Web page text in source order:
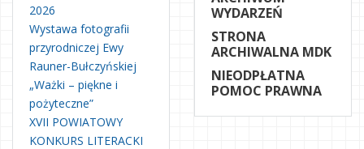
2026
Wystawa fotografii
przyrodniczej Ewy
Rauner-Bułczyńskiej
„Ważki – piękne i
pożyteczne”
XVII POWIATOWY
KONKURS LITERACKI
WYDARZEŃ
STRONA
ARCHIWALNA MDK
NIEODPŁATNA
POMOC PRAWNA